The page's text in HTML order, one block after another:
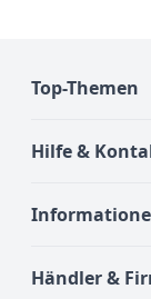
Top-Themen
Hilfe &
Händler &